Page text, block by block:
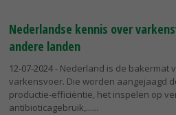
Nederlandse kennis over
andere landen
12-07-2024- Nederland is de bakermat
varkensvoer. Die worden aangejaagd
productie-efficiëntie, het inspelen op
antibioticagebruik,...